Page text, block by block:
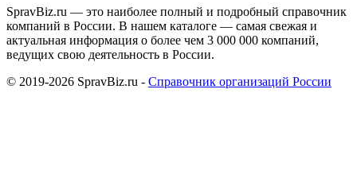
SpravBiz.ru — это наиболее полный и подробный справочник
компаний в России. В нашем каталоге — самая свежая и
актуальная информация о более чем 3 000 000 компаний,
ведущих свою деятельность в России.
© 2019-2026 SpravBiz.ru - Справочник организаций России